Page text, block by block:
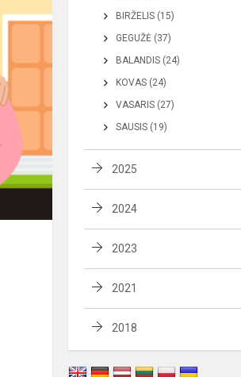
BIRŽELIS (15)
GEGUŽĖ (37)
BALANDIS (24)
KOVAS (24)
VASARIS (27)
SAUSIS (19)
2025
2024
2023
2021
2018